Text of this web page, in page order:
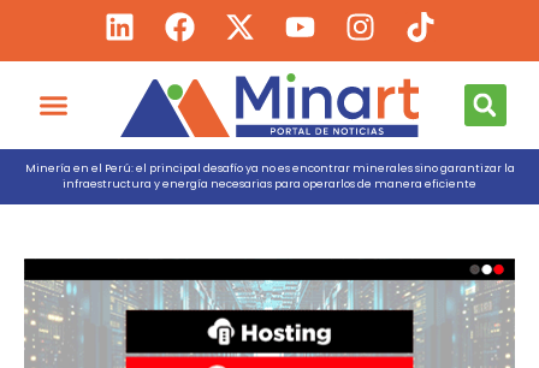
Minería en el Perú: el principal desafío ya no es encontrar minerales sino garantizar la
infraestructura y energía necesarias para operarlos de manera eficiente